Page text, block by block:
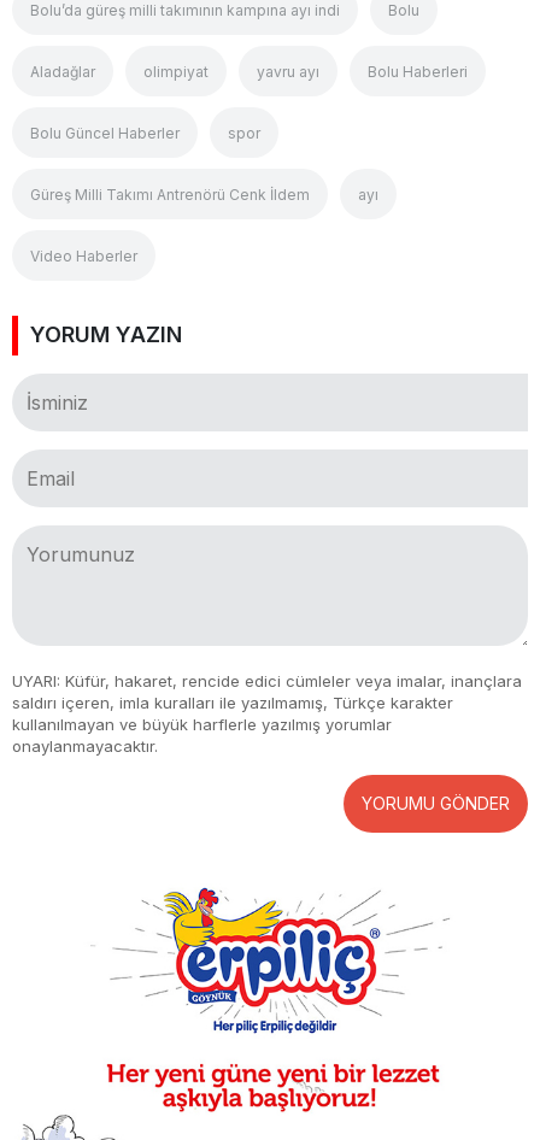
Bolu’da güreş milli takımının kampına ayı indi Bolu
Aladağlar olimpiyat yavru ayı Bolu Haberleri
Bolu Güncel Haberler spor
Güreş Milli Takımı Antrenörü Cenk İldem ayı
Video Haberler
YORUM YAZIN
UYARI: Küfür, hakaret, rencide edici cümleler veya imalar, inançlara
saldırı içeren, imla kuralları ile yazılmamış, Türkçe karakter
kullanılmayan ve büyük harflerle yazılmış yorumlar
onaylanmayacaktır.
YORUMU GÖNDER